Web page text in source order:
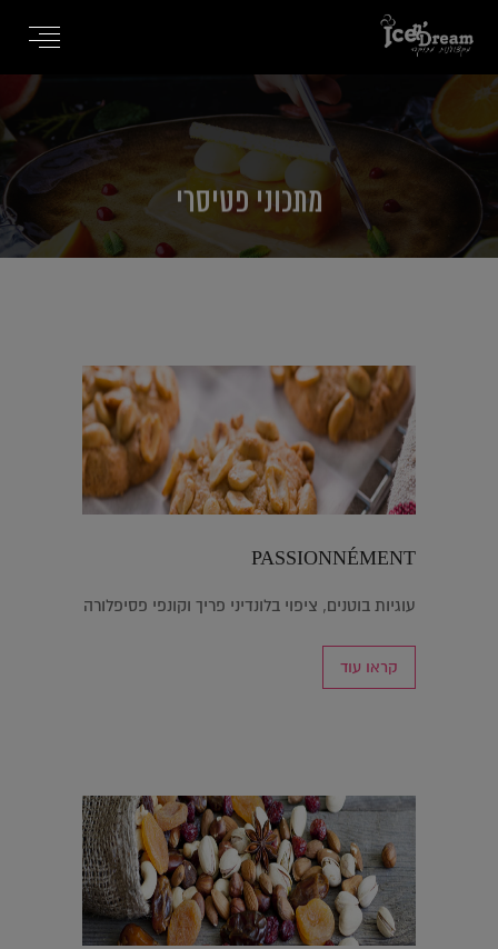
מתכוני פטיסרי
PASSIONNÉMENT
עוגיות בוטנים, ציפוי בלונדיני פריך וקונפי פסיפלורה
קראו עוד